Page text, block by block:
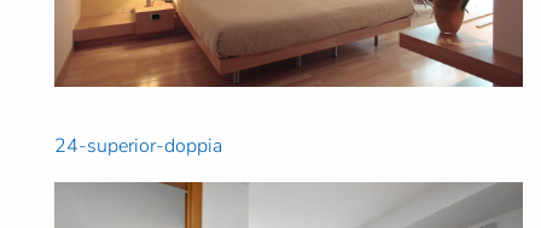
24-superior-doppia